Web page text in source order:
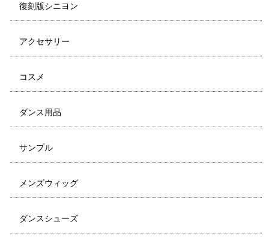
復刻版シニヨン
アクセサリー
コスメ
ダンス用品
サンプル
メンズウィッグ
ダンスシューズ